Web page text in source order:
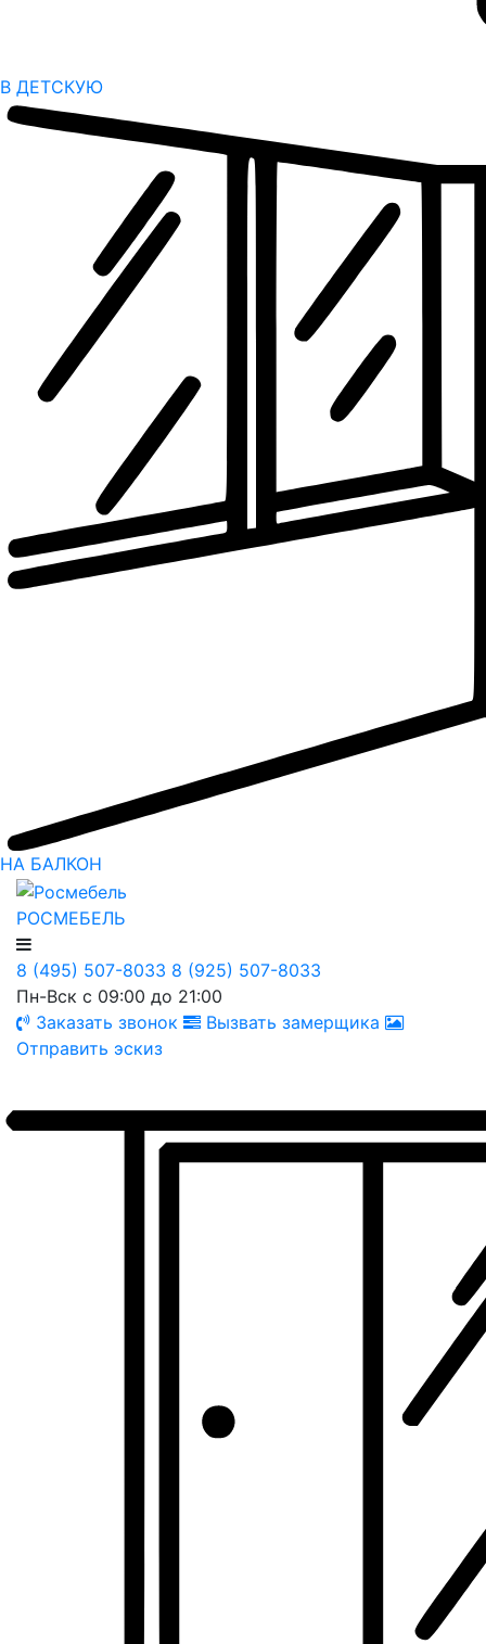
В ДЕТСКУЮ
НА БАЛКОН
РОСМЕБЕЛЬ
8 (495) 507-8033 8 (925) 507-8033
Пн-Вск с 09:00 до 21:00
Заказать звонок
Вызвать замерщика
Отправить эскиз